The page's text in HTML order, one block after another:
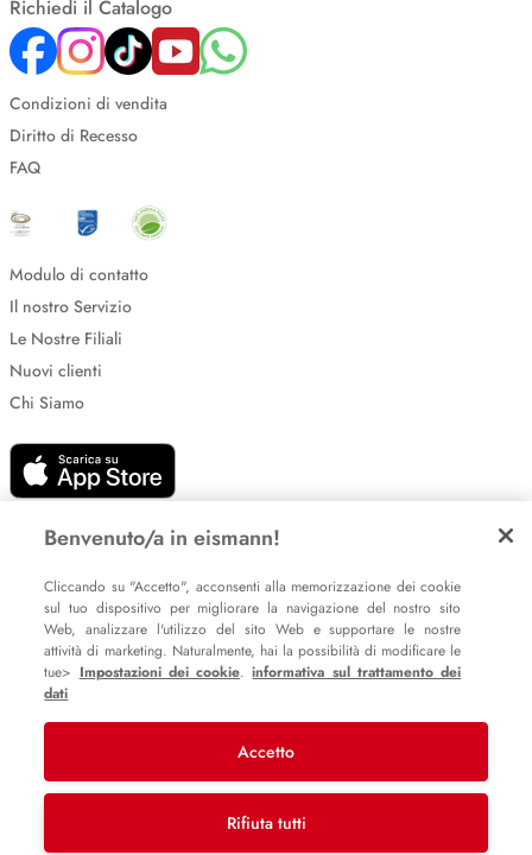
Richiedi il Catalogo
Condizioni di vendita
Diritto di Recesso
FAQ
Modulo di contatto
Il nostro Servizio
Le Nostre Filiali
Nuovi clienti
Chi Siamo
Impostazione dei cookie
Informative sulla privacy
Policy Whistleblowing
Last Mile Delivery S.à r.l.
Benvenuto/a in eismann!
Cliccando su "Accetto", acconsenti alla memorizzazione dei cookie
sul tuo dispositivo per migliorare la navigazione del nostro sito
Web, analizzare l'utilizzo del sito Web e supportare le nostre
attività di marketing. Naturalmente, hai la possibilità di modificare le
tue> Impostazioni dei cookie.informativa sul trattamento dei
dati
Accetto
Rifiuta tutti